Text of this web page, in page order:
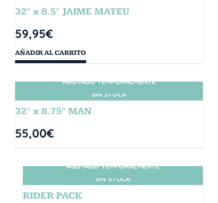
32″ x 8.5″ JAIME MATEU
59,95€
AÑADIR AL CARRITO
SIN STOCK
AGOTADO TEMPORALMENTE
32″ x 8.75″ MAN
55,00€
SIN STOCK
AGOTADO TEMPORALMENTE
RIDER PACK